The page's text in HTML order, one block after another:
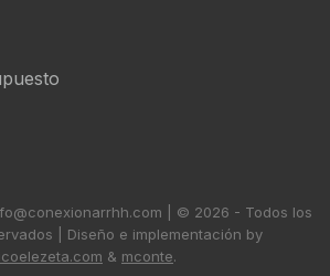
| © 2026 - Todos los
| Diseño e implementación by
& mconte.